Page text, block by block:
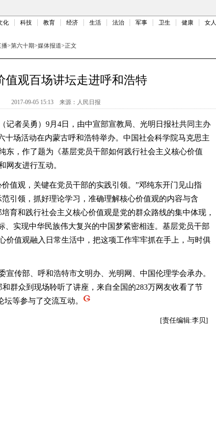
化 科技 教育 经济 生活 法治 军事 卫生 健康 女人
播>第六十期>媒体报道>正文
值观百场讲坛走进呼和浩特
2017-09-05 15:13 来源： 人民日报
者吴勇）9月4日，由中宣部宣教局、光明日报社共同主办
十场活动在内蒙古呼和浩特举办。中国社会科学院马克思主
东，作了题为《基层党员干部如何践行社会主义核心价值
网友进行互动。
观，关键在党员干部的实践引领。”邓纯东开门见山指
引领，抓好理论学习，准确理解核心价值观的内容与含
育和践行社会主义核心价值观是党的群众路线的集中体现，
、实现中华民族伟大复兴的中国梦紧密相连。基层党员干部
价值观融入日常生活中，把这项工作牢牢抓在手上，与时俱
传部、呼和浩特市文明办、光明网、中国伦理学会承办。
群众到现场聆听了讲座，来自全国的283万网友收看了节
坛等参与了交流互动。
[责任编辑:李贝]